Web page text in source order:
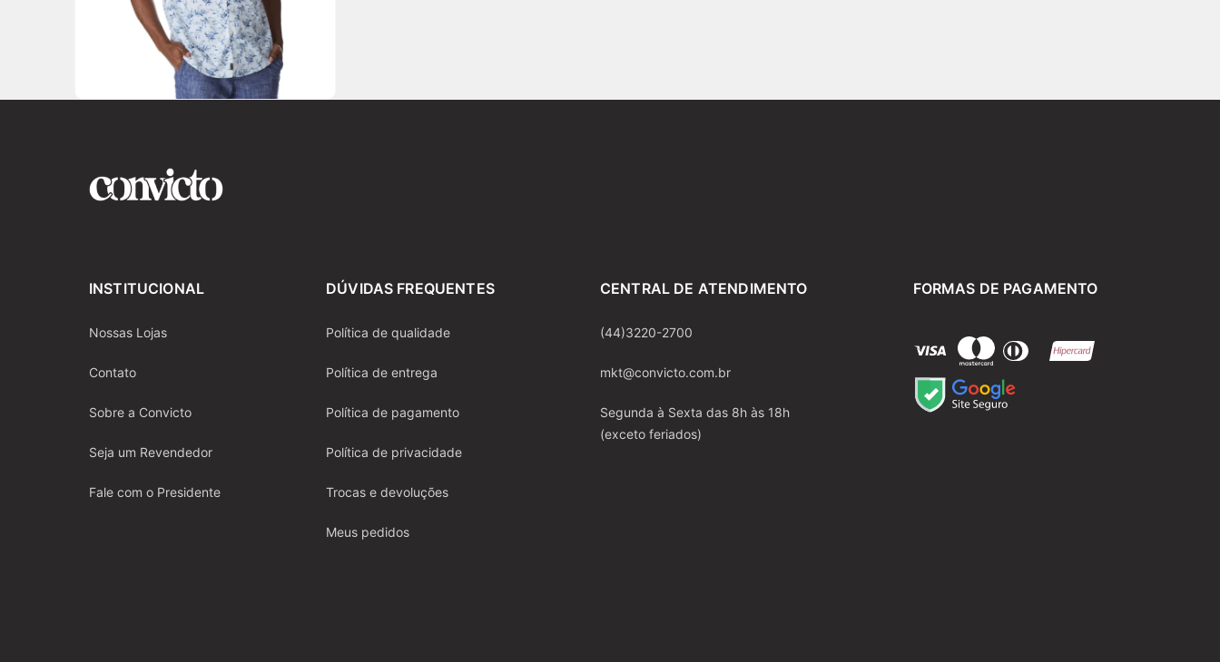
INSTITUCIONAL
Nossas Lojas
Contato
Sobre a Convicto
Seja um Revendedor
Fale com o Presidente
DÚVIDAS FREQUENTES
Política de qualidade
Política de entrega
Política de pagamento
Política de privacidade
Trocas e devoluções
Meus pedidos
CENTRAL DE ATENDIMENTO
(44)3220-2700
mkt@convicto.com.br
Segunda à Sexta das 8h às 18h
(exceto feriados)
FORMAS DE PAGAMENTO